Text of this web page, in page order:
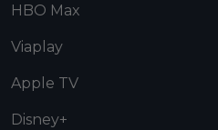
HBO Max
Viaplay
Apple TV
Disney+